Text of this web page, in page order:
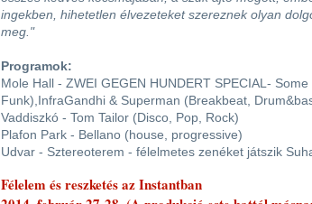
ingekben, hihetetlen élvezeteket szereznek olyan
meg."
Programok:
Mole Hall - ZWEI GEGEN HUNDERT SPECIAL-
Funk),InfraGandhi & Superman (Breakbeat,
Vaddiszkó - Tom Tailor (Disco, Pop, Rock)
Plafon Park - Bellano (house, progressive)
Udvar - Sztereoterem - félelmetes zenéket játszik
Félelem és reszketés az Instantban